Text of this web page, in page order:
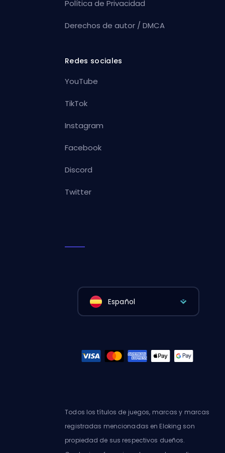
Política de Privacidad
Derechos de autor / DMCA
Redes sociales
YouTube
TikTok
Instagram
Facebook
Discord
Twitter
Español
Todos los títulos de juegos, marcas y marcas
registradas mencionadas en Eloking son
propiedad de sus respectivos dueños.